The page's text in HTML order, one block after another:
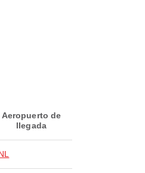
Aeropuerto de
llegada